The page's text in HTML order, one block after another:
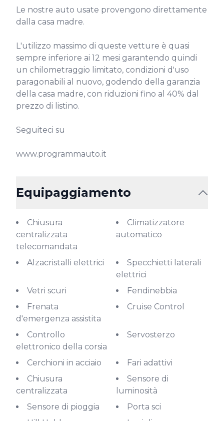
Le nostre auto usate provengono direttamente
dalla casa madre.
L'utilizzo massimo di queste vetture è quasi
sempre inferiore ai 12 mesi garantendo quindi
un chilometraggio limitato, condizioni d'uso
paragonabili al nuovo, godendo della garanzia
della casa madre, con riduzioni fino al 40% dal
prezzo di listino.
Seguiteci su
www.programmauto.it
Equipaggiamento
Chiusura
centralizzata
telecomandata
Climatizzatore
automatico
Alzacristalli elettrici
Specchietti laterali
elettrici
Vetri scuri
Fendinebbia
Frenata
d'emergenza assistita
Cruise Control
Controllo
elettronico della corsia
Servosterzo
Cerchioni in acciaio
Fari adattivi
Chiusura
centralizzata
Sensore di
luminosità
Sensore di pioggia
Porta sci